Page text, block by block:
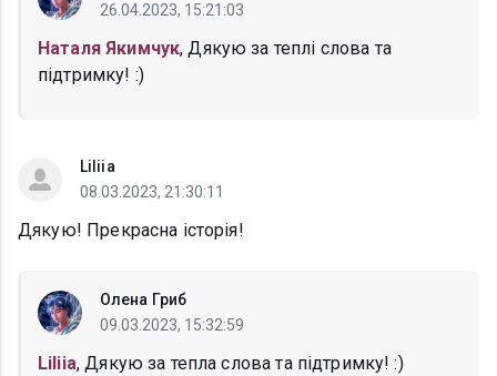
26.04.2023, 15:21:03
Наталя Якимчук, Дякую за теплі слова та
підтримку! :)
Liliia
08.03.2023, 21:30:11
Дякую! Прекрасна історія!
Олена Гриб
09.03.2023, 15:32:59
Liliia, Дякую за тепла слова та підтримку! :)